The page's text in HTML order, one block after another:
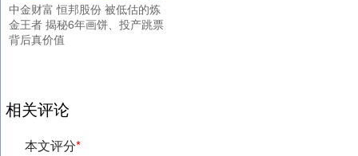
中金财富 恒邦股份 被低估的炼
金王者 揭秘6年画饼、投产跳票
背后真价值
相关评论
本文评分*